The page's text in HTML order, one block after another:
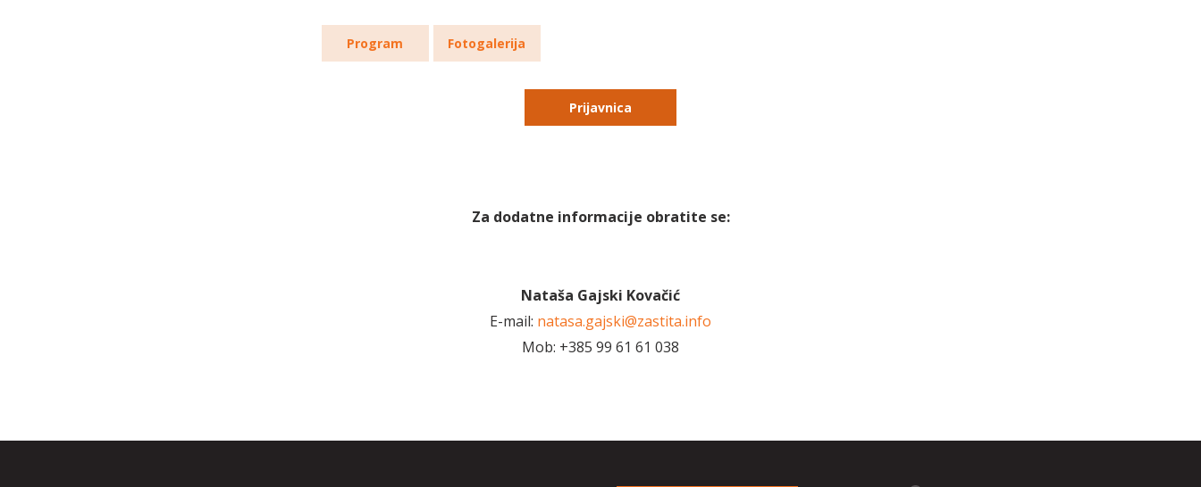
Program Fotogalerija
Prijavnica
Za dodatne informacije obratite se:
Nataša Gajski Kovačić
E-mail: natasa.gajski@zastita.info
Mob: +385 99 61 61 038